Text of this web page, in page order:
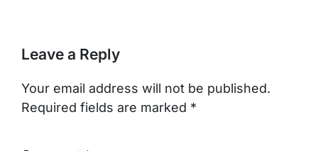
Leave a Reply
Your email address will not be published.
Required fields are marked *